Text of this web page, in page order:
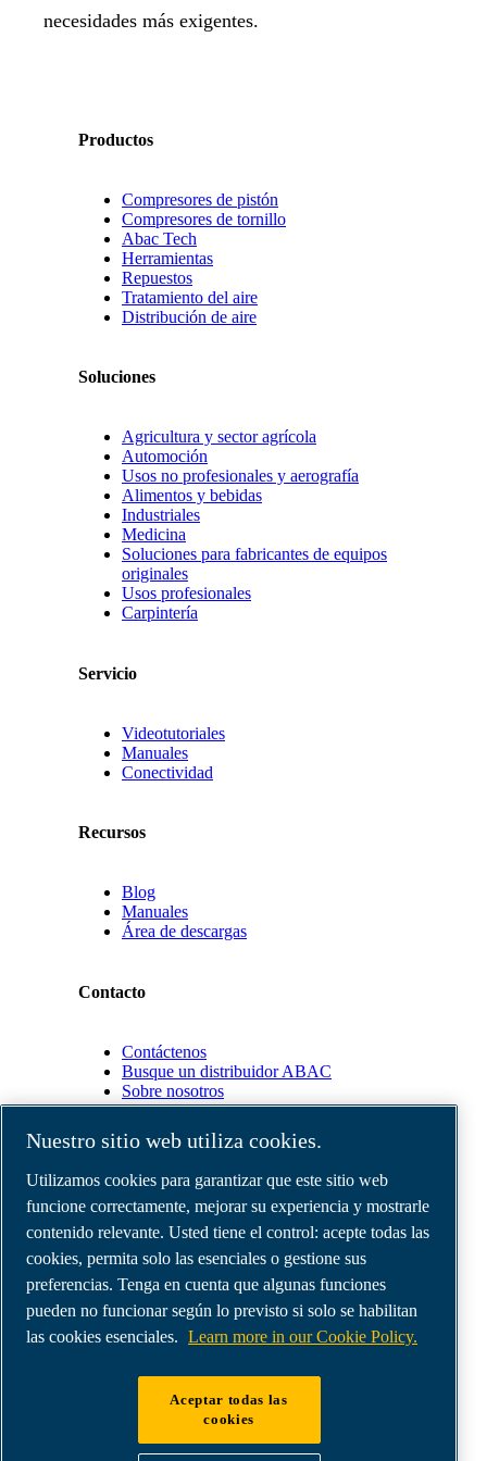
necesidades más exigentes.
Productos
Compresores de pistón
Compresores de tornillo
Abac Tech
Herramientas
Repuestos
Tratamiento del aire
Distribución de aire
Soluciones
Agricultura y sector agrícola
Automoción
Usos no profesionales y aerografía
Alimentos y bebidas
Industriales
Medicina
Soluciones para fabricantes de equipos
originales
Usos profesionales
Carpintería
Servicio
Videotutoriales
Manuales
Conectividad
Recursos
Blog
Manuales
Área de descargas
Contacto
Contáctenos
Busque un distribuidor ABAC
Sobre nosotros
Socios
Área
de
distribuidores
E-
Connect
2.0
Business
Portal
Gallery
Compresores de aire ABAC
Nuestro sitio web utiliza cookies.
Utilizamos cookies para garantizar que este sitio web
funcione correctamente, mejorar su experiencia y mostrarle
contenido relevante. Usted tiene el control: acepte todas las
cookies, permita solo las esenciales o gestione sus
preferencias. Tenga en cuenta que algunas funciones
pueden no funcionar según lo previsto si solo se habilitan
las cookies esenciales. Learn more in our Cookie Policy.
Aceptar todas las
cookies